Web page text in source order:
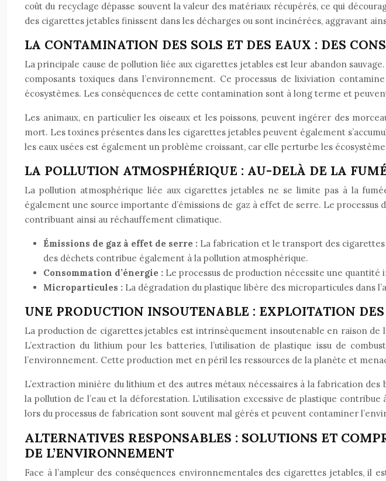
coût du recyclage dépasse souvent la valeur des matériaux récupérés, ce qui
des cigarettes jetables finissent dans les décharges ou sont incinérées, aggravant
LA CONTAMINATION DES SOLS ET DES EAUX : DES
La principale cause de pollution liée aux cigarettes jetables est leur abandon
composants toxiques dans l’environnement. Ce processus de lixiviation
écosystèmes. Les conséquences de cette contamination sont à long terme et
Les animaux, en particulier les oiseaux et les poissons, peuvent ingérer des
mort. Les toxines présentes dans les cigarettes jetables peuvent également
les eaux usées est également un problème croissant, car elle perturbe les
LA POLLUTION ATMOSPHÉRIQUE : AU-DELÀ DE LA
La pollution atmosphérique liée aux cigarettes jetables ne se limite pas à la
également une source importante d’émissions de gaz à effet de serre. Le
contribuant ainsi au réchauffement climatique.
Émissions de gaz à effet de serre : La fabrication et le transport des
des déchets contribue également à la pollution atmosphérique.
Consommation d’énergie : Le processus de production nécessite une
Microparticules : La dégradation du plastique libère des microparticules dans
UNE PRODUCTION INSOUTENABLE : EXPLOITATION
La production de cigarettes jetables est intrinsèquement insoutenable en raison
L’extraction du lithium pour les batteries, l’utilisation de plastique issu de
l’environnement. Cette production met en péril les ressources de la planète et
L’extraction minière du lithium et des autres métaux nécessaires à la fabrication
la pollution de l’eau et la déforestation. L’utilisation excessive de plastique
lors du processus de fabrication sont souvent mal gérés et peuvent contaminer
ALTERNATIVES RESPONSABLES : SOLUTIONS ET
DE L’ENVIRONNEMENT
Face à l’ampleur des conséquences environnementales des cigarettes jetables,